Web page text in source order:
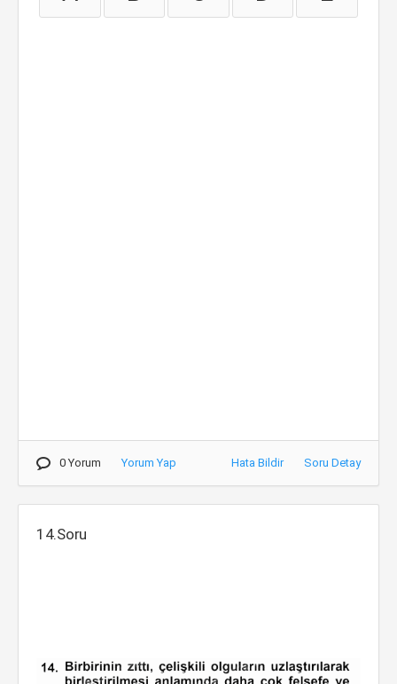
0 Yorum Yorum Yap Hata Bildir Soru Detay
14.Soru